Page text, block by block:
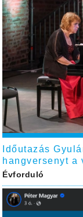
Időutazás
hangversenyt a
Évforduló